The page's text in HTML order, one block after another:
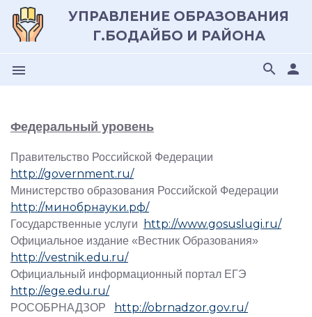
УПРАВЛЕНИЕ ОБРАЗОВАНИЯ
Г.БОДАЙБО И РАЙОНА
menu person
search
Федеральный уровень
Правительство Российской Федерации
http://government.ru/
Министерство образования Российской Федерации
http://минобрнауки.рф/
Государственные услуги http://www.gosuslugi.ru/
Официальное издание «Вестник Образования»
http://vestnik.edu.ru/
Официальный информационный портал ЕГЭ
http://ege.edu.ru/
РОСОБРНАДЗОР http://obrnadzor.gov.ru/